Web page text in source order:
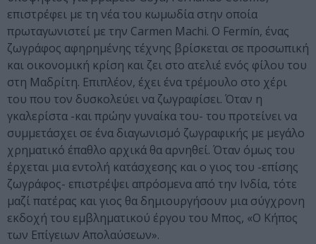
επιστρέφει με τη νέα του κωμωδία στην οποία
πρωταγωνιστεί με την Carmen Machi. Ο Fermín, ένας
ζωγράφος αφηρημένης τέχνης βρίσκεται σε προσωπική
και οικονομική κρίση και ζει στο ατελιέ ενός φίλου του
στη Μαδρίτη. Επιπλέον, έχει ένα τρέμουλο στο χέρι
του που τον δυσκολεύει να ζωγραφίσει. Όταν η
γκαλερίστα -και πρώην γυναίκα του- του προτείνει να
συμμετάσχει σε ένα διαγωνισμό ζωγραφικής με μεγάλο
χρηματικό έπαθλο αρχικά θα αρνηθεί. Όταν όμως του
έρχεται μια εντολή κατάσχεσης και ο γιος του -επίσης
ζωγράφος- επιστρέψει απρόσμενα από την Ινδία, τότε
μαζί πατέρας και γιος θα δημιουργήσουν μια σύγχρονη
εκδοχή του εμβληματικού έργου του Μπος, «Ο Κήπος
των Επίγειων Απολαύσεων».